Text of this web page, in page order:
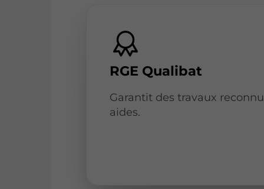
RGE Qualibat
Garantit des travaux
aides.